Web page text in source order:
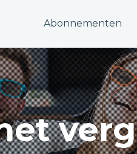
Abonnementen